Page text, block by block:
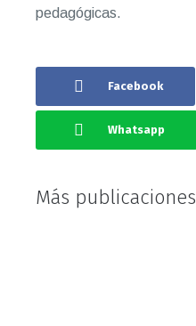
pedagógicas.
Facebook
Whatsapp
Más publicaciones